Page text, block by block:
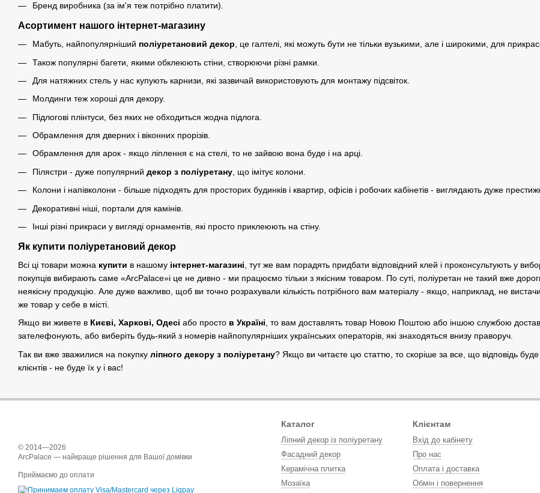
Бренд виробника (за ім'я теж потрібно платити).
Асортимент нашого інтернет-магазину
Мабуть, найпопулярніший поліуретановий декор , це галтелі, які можуть бути не тільки вузькими, але і широкими, для
Також популярні багети, якими обклеюють стіни, створюючи різні рамки.
Для натяжних стель у нас купують карнизи, які зазвичай використовують для монтажу підсвіток.
Молдинги теж хороші для декору.
Підлогові плінтуси, без яких не обходиться жодна підлога.
Обрамлення для дверних і віконних прорізів.
Обрамлення для арок - якщо ліплення є на стелі, то не зайвою вона буде і на арці.
Пілястри - дуже популярний декор з поліуретану , що імітує колони.
Колони і напівколони - більше підходять для просторих будинків і квартир, офісів і робочих кабінетів - виглядають дуже
Декоративні ніші, портали для камінів.
Інші різні прикраси у вигляді орнаментів, які просто приклеюють на стіну.
Як купити поліуретановий декор
Всі ці товари можна купити в нашому інтернет-магазині , тут же вам порадять придбати відповідний клей і проконсультують у
покупців вибирають саме «ArcPalace»і це не дивно - ми працюємо тільки з якісним товаром. По суті, поліуретан не такий вже
неякісну продукцію. Але дуже важливо, щоб ви точно розрахували кількість потрібного вам матеріалу - якщо, наприклад, не
же товар у себе в місті.
Якщо ви живете в Києві, Харкові, Одесі або просто в Україні, то вам доставлять товар Новою Поштою або іншою службою
зателефонують, або виберіть будь-який з номерів найпопулярніших українських операторів, які знаходяться внизу праворуч.
Так ви вже зважилися на покупку ліпного декору з поліуретану? Якщо ви читаєте цю статтю, то скоріше за все, що відповідь
клієнтів - не буде їх у і вас!
© 2014—2026
ArcPalace — найкраще рішення для Вашої домівки
Приймаємо до оплати
Каталог
Ліпний декор із поліуретану
Фасадний декор
Керамічна плитка
Мозаїка
Клієнтам
Вхід до кабінету
Про нас
Оплата і доставка
Обмін і повернення